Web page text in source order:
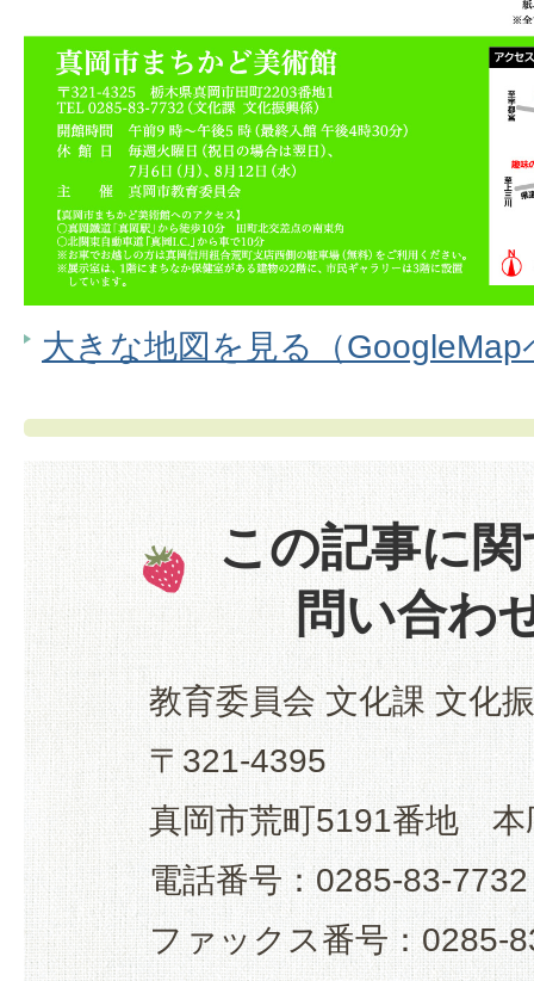
大きな地図を見る（GoogleMap
この記事に
問い合わ
教育委員会 文化課 文化
〒321-4395
真岡市荒町5191番地 本
電話番号：0285-83-7732
ファックス番号：0285-